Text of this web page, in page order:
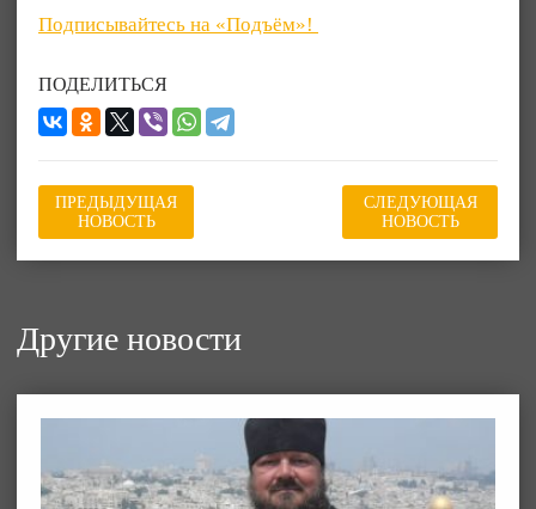
Подписывайтесь на «Подъём»!
ПОДЕЛИТЬСЯ
ПРЕДЫДУЩАЯ
НОВОСТЬ
СЛЕДУЮЩАЯ
НОВОСТЬ
Другие новости